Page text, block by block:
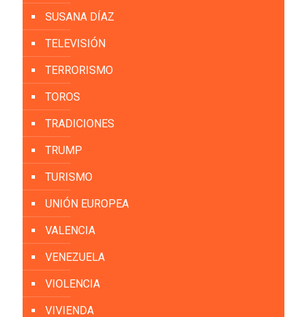
SUSANA DÍAZ
TELEVISIÓN
TERRORISMO
TOROS
TRADICIONES
TRUMP
TURISMO
UNIÓN EUROPEA
VALENCIA
VENEZUELA
VIOLENCIA
VIVIENDA